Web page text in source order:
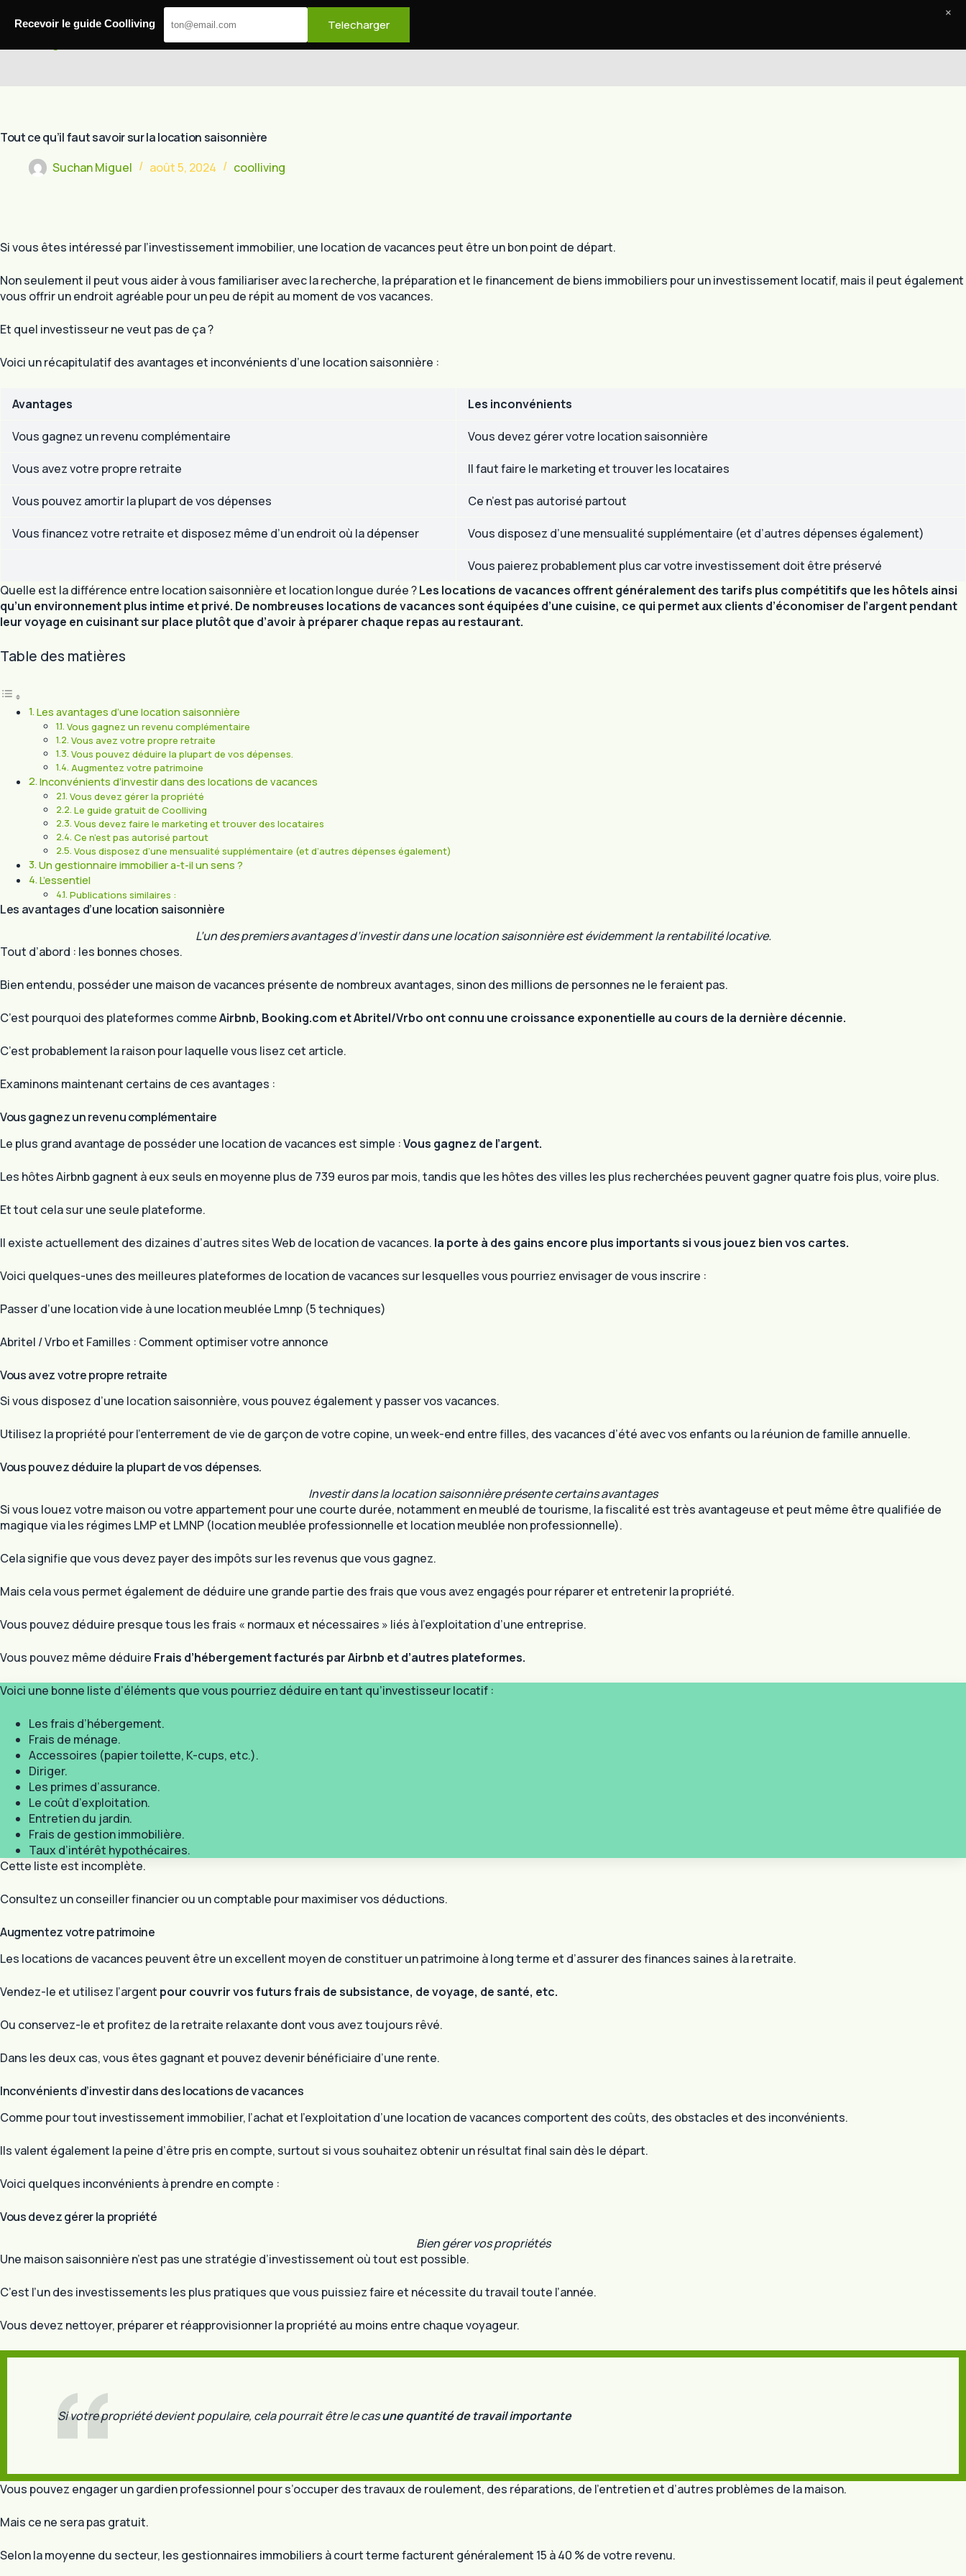
Tout ce qu’il faut savoir sur la location saisonnière
Suchan Miguel
août 5, 2024 coolliving
Si vous êtes intéressé par l’investissement immobilier, une location de vacances peut être un bon point de départ.
Non seulement il peut vous aider à vous familiariser avec la recherche, la préparation et le financement de biens immobiliers pour un investissement locatif, mais il peut également
vous offrir un endroit agréable pour un peu de répit au moment de vos vacances.
Et quel investisseur ne veut pas de ça ?
Voici un récapitulatif des avantages et inconvénients d’une location saisonnière :
Avantages Les inconvénients
Vous gagnez un revenu complémentaire Vous devez gérer votre location saisonnière
Vous avez votre propre retraite Il faut faire le marketing et trouver les locataires
Vous pouvez amortir la plupart de vos dépenses Ce n’est pas autorisé partout
Vous financez votre retraite et disposez même d’un endroit où la dépenser Vous disposez d’une mensualité supplémentaire (et d’autres dépenses également)
Vous paierez probablement plus car votre investissement doit être préservé
Quelle est la différence entre location saisonnière et location longue durée ?Les locations de vacances offrent généralement des tarifs plus compétitifs que les hôtels ainsi
qu’un environnement plus intime et privé. De nombreuses locations de vacances sont équipées d’une cuisine, ce qui permet aux clients d’économiser de l’argent pendant
leur voyage en cuisinant sur place plutôt que d’avoir à préparer chaque repas au restaurant.
Table des matières
Les avantages d’une location saisonnière
Vous gagnez un revenu complémentaire
Vous avez votre propre retraite
Vous pouvez déduire la plupart de vos dépenses.
Augmentez votre patrimoine
Inconvénients d’investir dans des locations de vacances
Vous devez gérer la propriété
Le guide gratuit de Coolliving
Vous devez faire le marketing et trouver des locataires
Ce n’est pas autorisé partout
Vous disposez d’une mensualité supplémentaire (et d’autres dépenses également)
Un gestionnaire immobilier a-t-il un sens ?
L’essentiel
Publications similaires :
Les avantages d’une location saisonnière
L’un des premiers avantages d’investir dans une location saisonnière est évidemment la rentabilité locative.
Tout d’abord : les bonnes choses.
Bien entendu, posséder une maison de vacances présente de nombreux avantages, sinon des millions de personnes ne le feraient pas.
C’est pourquoi des plateformes commeAirbnb, Booking.com et Abritel/Vrbo ont connu une croissance exponentielle au cours de la dernière décennie.
C’est probablement la raison pour laquelle vous lisez cet article.
Examinons maintenant certains de ces avantages :
Vous gagnez un revenu complémentaire
Le plus grand avantage de posséder une location de vacances est simple :Vous gagnez de l’argent.
Les hôtes Airbnb gagnent à eux seuls en moyenne plus de 739 euros par mois, tandis que les hôtes des villes les plus recherchées peuvent gagner quatre fois plus, voire plus.
Et tout cela sur une seule plateforme.
Il existe actuellement des dizaines d’autres sites Web de location de vacances. la porte à des gains encore plus importants si vous jouez bien vos cartes.
Voici quelques-unes des meilleures plateformes de location de vacances sur lesquelles vous pourriez envisager de vous inscrire :
Passer d’une location vide à une location meublée Lmnp (5 techniques)
Abritel / Vrbo et Familles : Comment optimiser votre annonce
Vous avez votre propre retraite
Si vous disposez d’une location saisonnière, vous pouvez également y passer vos vacances.
Utilisez la propriété pour l’enterrement de vie de garçon de votre copine, un week-end entre filles, des vacances d’été avec vos enfants ou la réunion de famille annuelle.
Vous pouvez déduire la plupart de vos dépenses.
Investir dans la location saisonnière présente certains avantages
Si vous louez votre maison ou votre appartement pour une courte durée, notamment en meublé de tourisme, la fiscalité est très avantageuse et peut même être qualifiée de
magique via les régimes LMP et LMNP (location meublée professionnelle et location meublée non professionnelle).
Cela signifie que vous devez payer des impôts sur les revenus que vous gagnez.
Mais cela vous permet également de déduire une grande partie des frais que vous avez engagés pour réparer et entretenir la propriété.
Vous pouvez déduire presque tous les frais « normaux et nécessaires » liés à l’exploitation d’une entreprise.
Vous pouvez même déduire Frais d’hébergement facturés par Airbnb et d’autres plateformes.
Voici une bonne liste d’éléments que vous pourriez déduire en tant qu’investisseur locatif :
Les frais d’hébergement.
Frais de ménage.
Accessoires (papier toilette, K-cups, etc.).
Diriger.
Les primes d’assurance.
Le coût d’exploitation.
Entretien du jardin.
Frais de gestion immobilière.
Taux d’intérêt hypothécaires.
Cette liste est incomplète.
Consultez un conseiller financier ou un comptable pour maximiser vos déductions.
Augmentez votre patrimoine
Les locations de vacances peuvent être un excellent moyen de constituer un patrimoine à long terme et d’assurer des finances saines à la retraite.
Vendez-le et utilisez l’argent pour couvrir vos futurs frais de subsistance, de voyage, de santé, etc.
Ou conservez-le et profitez de la retraite relaxante dont vous avez toujours rêvé.
Dans les deux cas, vous êtes gagnant et pouvez devenir bénéficiaire d’une rente.
Inconvénients d’investir dans des locations de vacances
Comme pour tout investissement immobilier, l’achat et l’exploitation d’une location de vacances comportent des coûts, des obstacles et des inconvénients.
Ils valent également la peine d’être pris en compte, surtout si vous souhaitez obtenir un résultat final sain dès le départ.
Voici quelques inconvénients à prendre en compte :
Vous devez gérer la propriété
Bien gérer vos propriétés
Une maison saisonnière n’est pas une stratégie d’investissement où tout est possible.
C’est l’un des investissements les plus pratiques que vous puissiez faire et nécessite du travail toute l’année.
Vous devez nettoyer, préparer et réapprovisionner la propriété au moins entre chaque voyageur.
Si votre propriété devient populaire, cela pourrait être le casune quantité de travail importante
Vous pouvez engager un gardien professionnel pour s’occuper des travaux de roulement, des réparations, de l’entretien et d’autres problèmes de la maison.
Mais ce ne sera pas gratuit.
Selon la moyenne du secteur, les gestionnaires immobiliers à court terme facturent généralement 15 à 40 % de votre revenu.
Recevoir le guide Coolliving Telecharger
×